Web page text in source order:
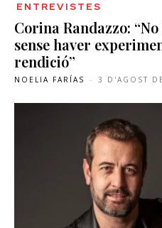
ENTREVISTES
Corina Randazzo:
sense haver
rendició”
NOELIA FARÍAS - 3 D'AGOST